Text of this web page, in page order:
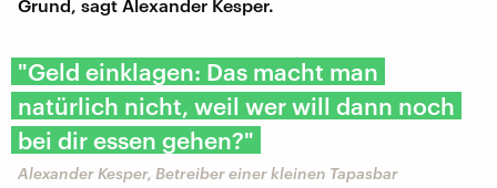
Grund, sagt Alexander Kesper.
"Geld einklagen: Das macht man
natürlich nicht, weil wer will dann noch
bei dir essen gehen?"
Alexander Kesper, Betreiber einer kleinen Tapasbar